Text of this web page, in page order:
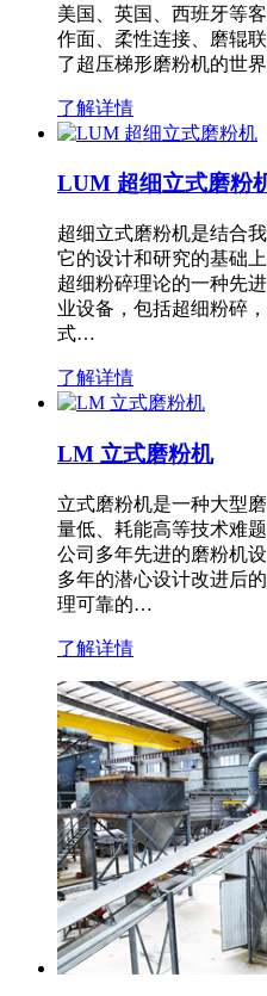
美国、英国、西班牙等
作面、柔性连接、磨辊
了超压梯形磨粉机的世
了解详情
LUM 超细立式磨粉
超细立式磨粉机是结合
它的设计和研究的基础
超细粉碎理论的一种先
业设备，包括超细粉碎
式…
了解详情
LM 立式磨粉机
立式磨粉机是一种大型
量低、耗能高等技术难
公司多年先进的磨粉机
多年的潜心设计改进后
理可靠的…
了解详情